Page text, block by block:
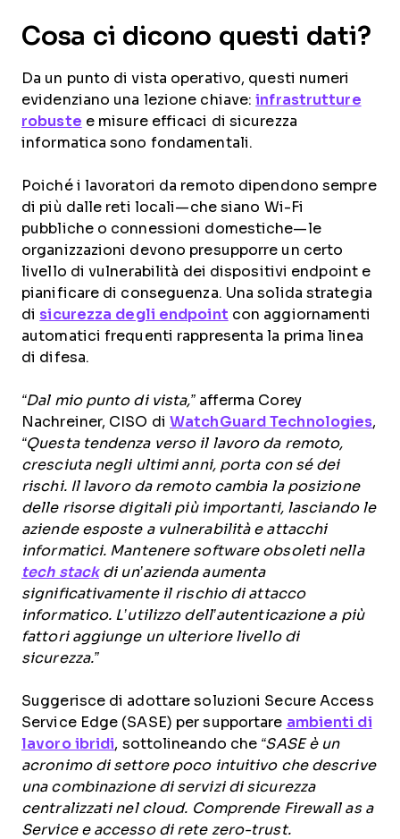
Cosa ci dicono questi dati?
Da un punto di vista operativo, questi numeri
evidenziano una lezione chiave:infrastrutture
robuste e misure efficaci di sicurezza
informatica sono fondamentali.
Poiché i lavoratori da remoto dipendono sempre
di più dalle reti locali—che siano Wi-Fi
pubbliche o connessioni domestiche—le
organizzazioni devono presupporre un certo
livello di vulnerabilità dei dispositivi endpoint e
pianificare di conseguenza. Una solida strategia
di sicurezza degli endpoint con aggiornamenti
automatici frequenti rappresenta la prima linea
di difesa.
“Dal mio punto di vista,”afferma Corey
Nachreiner, CISO diWatchGuard Technologies,
“Questa tendenza verso il lavoro da remoto,
cresciuta negli ultimi anni, porta con sé dei
rischi. Il lavoro da remoto cambia la posizione
delle risorse digitali più importanti, lasciando le
aziende esposte a vulnerabilità e attacchi
informatici. Mantenere software obsoleti nella
tech stackdi un’azienda aumenta
significativamente il rischio di attacco
informatico. L’utilizzo dell’autenticazione a più
fattori aggiunge un ulteriore livello di
sicurezza.”
Suggerisce di adottare soluzioni Secure Access
Service Edge (SASE) per supportare ambienti di
lavoro ibridi, sottolineando che “SASE è un
acronimo di settore poco intuitivo che descrive
una combinazione di servizi di sicurezza
centralizzati nel cloud. Comprende Firewall as a
Service e accesso di rete zero-trust.